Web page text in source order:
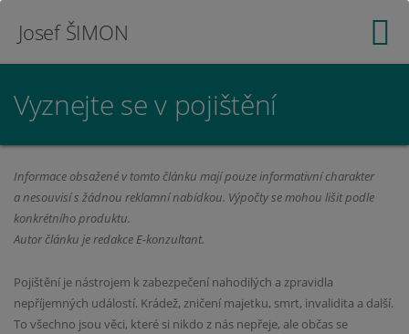
Josef ŠIMON
Vyznejte se v pojištění
Informace obsažené v tomto článku mají pouze informativní charakter
a nesouvisí s žádnou reklamní nabídkou. Výpočty se mohou lišit podle
konkrétního produktu.
Autor článku je redakce E-konzultant.
Pojištění je nástrojem k zabezpečení nahodilých a zpravidla
nepříjemných událostí. Krádež, zničení majetku, smrt, invalidita a další.
To všechno jsou věci, které si nikdo z nás nepřeje, ale občas se